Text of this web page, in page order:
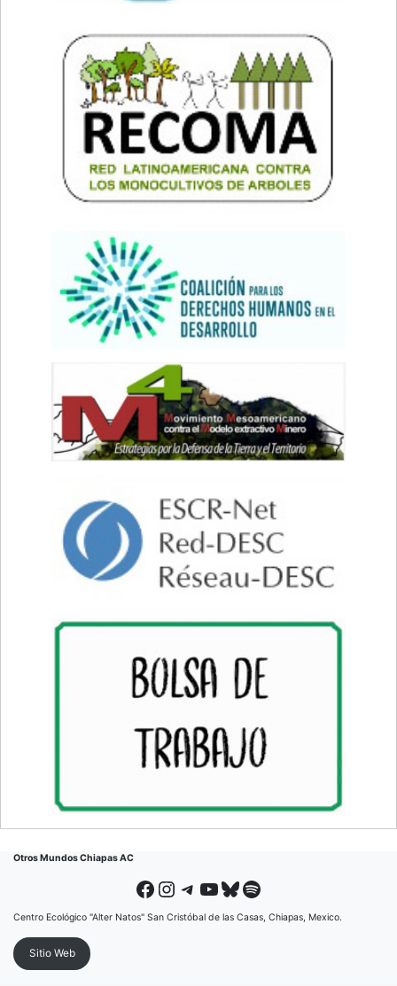
Otros Mundos Chiapas AC
Facebook Instagram Telegram YouTube Bluesky Spotify
Centro Ecológico "Alter Natos" San Cristóbal de las Casas, Chiapas, Mexico.
Sitio Web